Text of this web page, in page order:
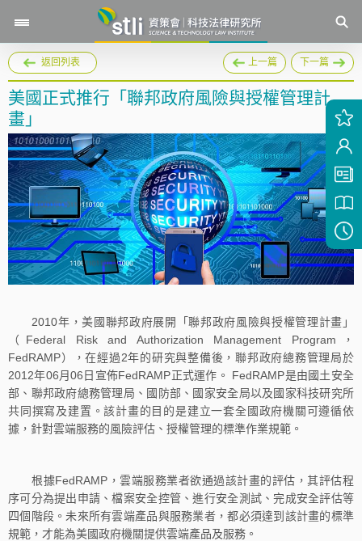
返回列表 上一篇 下一篇
美國正式推行「聯邦政府風險與授權管理計
畫」
2010年，美國聯邦政府展開「聯邦政府風險與授權管理計畫」
（Federal Risk and Authorization Management Program，
FedRAMP），在經過2年的研究與整備後，聯邦政府總務管理局於
2012年06月06日宣佈FedRAMP正式運作。 FedRAMP是由國土安全
部、聯邦政府總務管理局、國防部、國家安全局以及國家科技研究所
共同撰寫及建置。該計畫的目的是建立一套全國政府機關可遵循依
據，針對雲端服務的風險評估、授權管理的標準作業規範。
根據FedRAMP，雲端服務業者欲通過該計畫的評估，其評估程
序可分為提出申請、檔案安全控管、進行安全測試、完成安全評估等
四個階段。未來所有雲端產品與服務業者，都必須達到該計畫的標準
規範，才能為美國政府機關提供雲端產品及服務。